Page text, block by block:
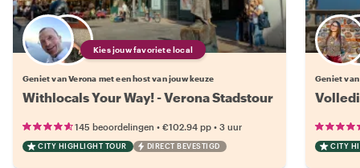
Kies jouw favoriete local
Geniet van Verona met een host van jouw keuze
Withlocals Your Way! - Verona Stadstour
145 beoordelingen • €102.94 pp • 3 uur
CITY HIGHLIGHT TOUR DIRECT BEVESTIGD
Geniet
CITY